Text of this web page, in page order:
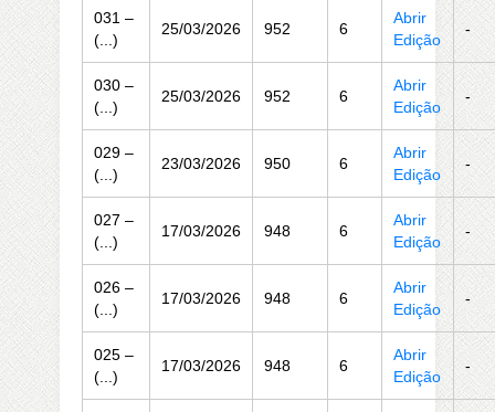
031 –
(...)
25/03/2026 952 6
Abrir
Edição
-
030 –
(...)
25/03/2026 952 6
Abrir
Edição
-
029 –
(...)
23/03/2026 950 6
Abrir
Edição
-
027 –
(...)
17/03/2026 948 6
Abrir
Edição
-
026 –
(...)
17/03/2026 948 6
Abrir
Edição
-
025 –
(...)
17/03/2026 948 6
Abrir
Edição
-